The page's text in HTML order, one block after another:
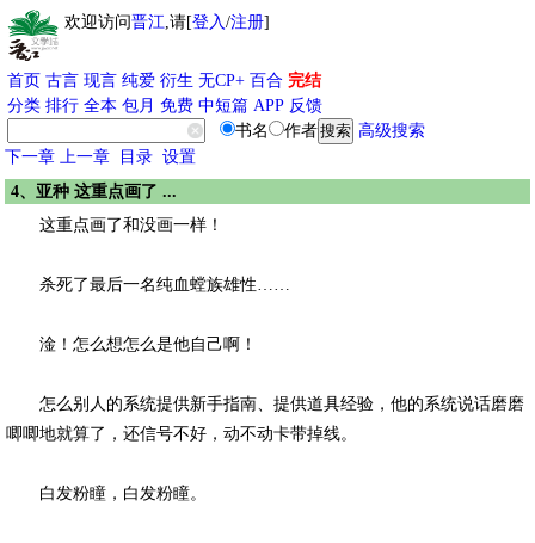
欢迎访问晋江,请[登入/注册]
首页 古言 现言 纯爱 衍生 无CP+ 百合 完结
分类 排行 全本 包月 免费 中短篇 APP 反馈
书名
作者
高级搜索
下一章 上一章 目录 设置
4、亚种 这重点画了 ...
这重点画了和没画一样！
杀死了最后一名纯血螳族雄性……
淦！怎么想怎么是他自己啊！
怎么别人的系统提供新手指南、提供道具经验，他的系统说话磨磨
唧唧地就算了，还信号不好，动不动卡带掉线。
白发粉瞳，白发粉瞳。